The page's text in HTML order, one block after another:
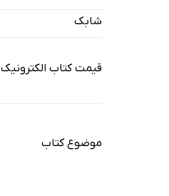
شابک
قیمت کتاب الکترونیک
موضوع کتاب